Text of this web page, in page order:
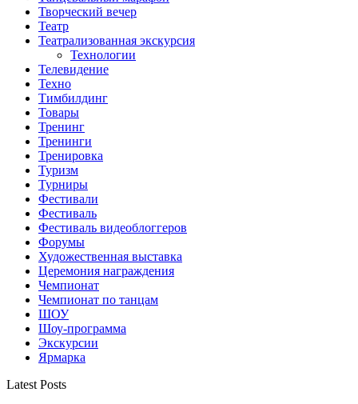
Творческий вечер
Театр
Театрализованная экскурсия
Технологии
Телевидение
Техно
Тимбилдинг
Товары
Тренинг
Тренинги
Тренировка
Туризм
Турниры
Фестивали
Фестиваль
Фестиваль видеоблоггеров
Форумы
Художественная выставка
Церемония награждения
Чемпионат
Чемпионат по танцам
ШОУ
Шоу-программа
Экскурсии
Ярмарка
Latest Posts